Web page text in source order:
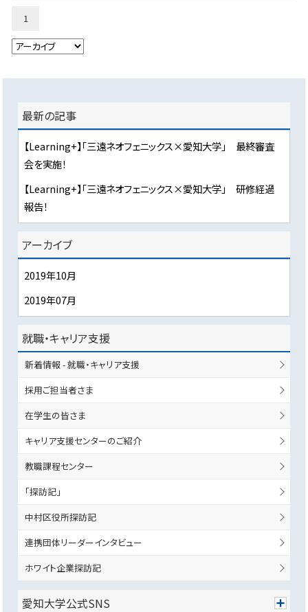
1
最新の記事
【Learning+】「三遠ネオフェニックス×愛知大学」 最終審査
会を実施！
【Learning+】「三遠ネオフェニックス×愛知大学」 研修経過
報告！
アーカイブ
2019年10月
2019年07月
就職・キャリア支援
新着情報 - 就職・キャリア支援
採用ご担当者さま
在学生の皆さま
キャリア支援センターのご紹介
教職課程センター
「探訪記」
中村区役所探訪記
連携団体リーダーインタビュー
ホワイト企業探訪記
愛知大学公式SNS